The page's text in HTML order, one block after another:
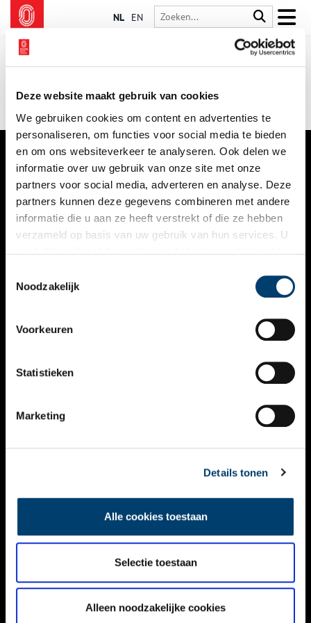
Deze website maakt gebruik van cookies
We gebruiken cookies om content en advertenties te
personaliseren, om functies voor social media te bieden
en om ons websiteverkeer te analyseren. Ook delen we
informatie over uw gebruik van onze site met onze
partners voor social media, adverteren en analyse. Deze
partners kunnen deze gegevens combineren met andere
informatie die u aan ze heeft verstrekt of die ze hebben
verzameld op basis van uw gebruik van hun services. U
Noodzakelijk
Voorkeuren
Statistieken
Marketing
Details tonen
Alle cookies toestaan
Selectie toestaan
Alleen noodzakelijke cookies
NL EN
VERHALEN
NIEUWS
KALENDER
ACTIVITEITEN
NIEUWSBRIEF
DISCLAIMER
TOEGANKELIJKHEID
Volg ONH op social media